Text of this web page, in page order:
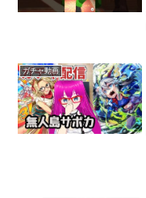
ガチャ動画